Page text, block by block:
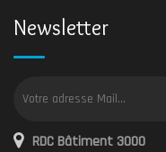
Newsletter
RDC Bâtiment 3000